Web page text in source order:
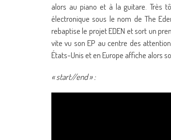
alors au piano et à la guitare. Très
électronique sous le nom de The
rebaptise le projet EDEN et sort un
vite vu son EP au centre des
États-Unis et en Europe affiche alors
« start//end » :